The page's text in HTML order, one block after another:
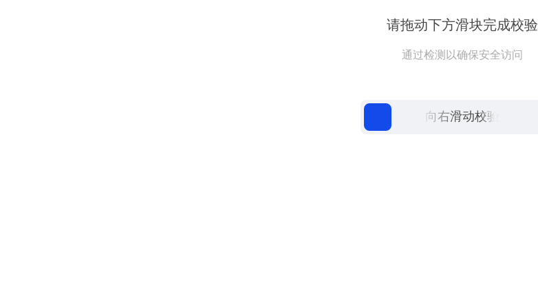
请拖动下方滑块完成校验
通过检测以确保安全访问